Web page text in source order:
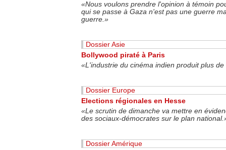
«Nous voulons prendre l'opinion à témoin
qui se passe à Gaza n'est pas une guerre
guerre.»
Dossier Asie
Bollywood piraté à Paris
«L'industrie du cinéma indien produit plus
Dossier Europe
Elections régionales en Hesse
«Le scrutin de dimanche va mettre en
des sociaux-démocrates sur le plan
Dossier Amérique